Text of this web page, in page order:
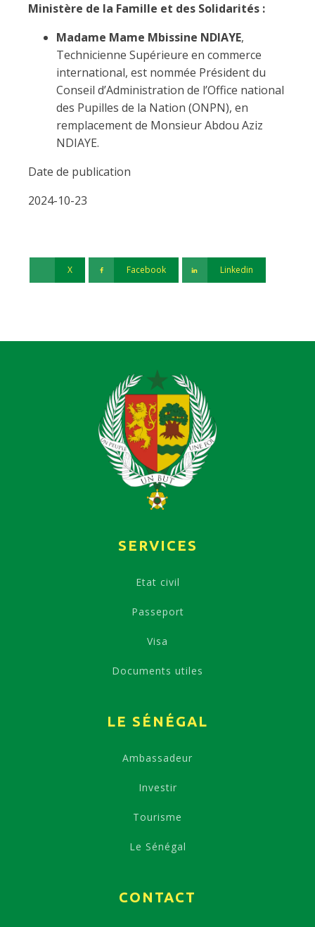
Ministère de la Famille et des Solidarités :
Madame Mame Mbissine NDIAYE,
Technicienne Supérieure en commerce
international, est nommée Président du
Conseil d’Administration de l’Office national
des Pupilles de la Nation (ONPN), en
remplacement de Monsieur Abdou Aziz
NDIAYE.
Date de publication
2024-10-23
X Facebook Linkedin
SERVICES
Etat civil
Passeport
Visa
Documents utiles
LE SÉNÉGAL
Ambassadeur
Investir
Tourisme
Le Sénégal
CONTACT